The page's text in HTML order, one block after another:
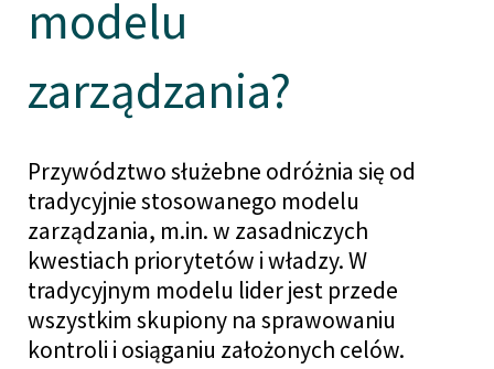
modelu
zarządzania?
Przywództwo służebne odróżnia się od
tradycyjnie stosowanego modelu
zarządzania, m.in. w zasadniczych
kwestiach priorytetów i władzy. W
tradycyjnym modelu lider jest przede
wszystkim skupiony na sprawowaniu
kontroli i osiąganiu założonych celów.